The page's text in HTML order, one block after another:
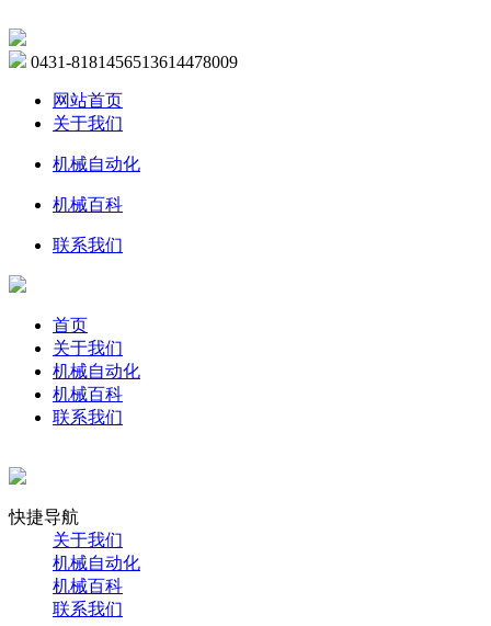
0431-8181456513614478009
网站首页
关于我们
机械自动化
机械百科
联系我们
首页
关于我们
机械自动化
机械百科
联系我们
快捷导航
关于我们
机械自动化
机械百科
联系我们